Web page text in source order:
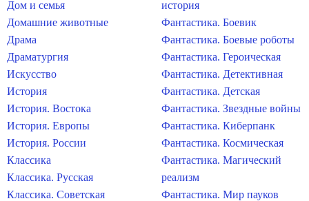
Дом и семья
Домашние животные
Драма
Драматургия
Искусство
История
История. Востока
История. Европы
История. России
Классика
Классика. Русская
Классика. Советская
история
Фантастика. Боевик
Фантастика. Боевые роботы
Фантастика. Героическая
Фантастика. Детективная
Фантастика. Детская
Фантастика. Звездные войны
Фантастика. Киберпанк
Фантастика. Космическая
Фантастика. Магический
реализм
Фантастика. Мир пауков